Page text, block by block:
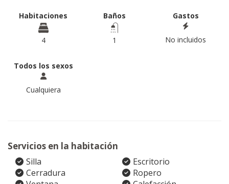
Habitaciones
4
Baños
1
Gastos
No incluidos
Todos los sexos
Cualquiera
Servicios en la habitación
Silla
Escritorio
Cerradura
Ropero